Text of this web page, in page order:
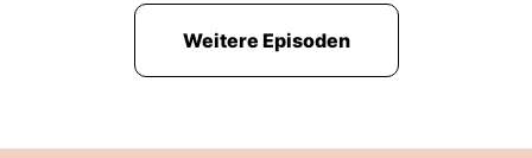
Weitere Episoden